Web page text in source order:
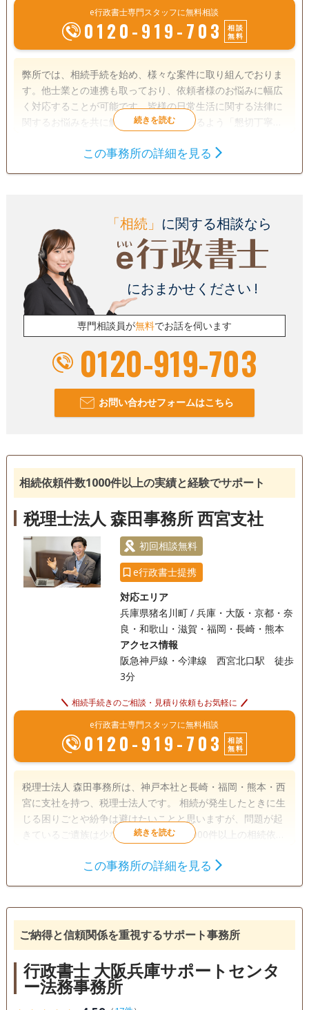
e行政書士専門スタッフに無料相談
0120-919-703
相談
無料
弊所では、相続手続を始め、様々な案件に取り組んでおりま
す。他士業との連携も取っており、依頼者様のお悩みに幅広
く対応することが可能です。皆様の日常生活に関する法律に
関するお悩みを共に解決し、ご満足頂けるよう「懇切丁寧」
遺産分割
電話相談可 土日相談可 初回相談無料
18時以降相談可 オンライン面談可 事務所面談可
この事務所の詳細を見る
「相続」 に関する相談なら
におまかせください !
専門相談員が無料でお話を伺います
0120-919-703
お問い合わせフォームはこちら
相続依頼件数1000件以上の実績と経験でサポート
税理士法人 森田事務所 西宮支社
初回相談無料
e行政書士提携
対応エリア
兵庫県猪名川町 / 兵庫・大阪・京都・奈
良・和歌山・滋賀・福岡・長崎・熊本
アクセス情報
阪急神戸線・今津線 西宮北口駅 徒歩
3分
相続手続きのご相談・見積り依頼もお気軽に
e行政書士専門スタッフに無料相談
0120-919-703
相談
無料
税理士法人 森田事務所は、神戸本社と長崎・福岡・熊本・西
宮に支社を持つ、税理士法人です。 相続が発生したときに生
じる困りごとや紛争は避けたいことと思いますが、問題が起
きているご遺族は少なくありません。1000件以上の相続依頼
く【笑顔相続】になるよう、誠心誠意サポートさせていただ
遺産分割
相続人調査
訪問可 初回相談無料 事務所面談可
この事務所の詳細を見る
ご納得と信頼関係を重視するサポート事務所
行政書士 大阪兵庫サポートセンタ
ー法務事務所